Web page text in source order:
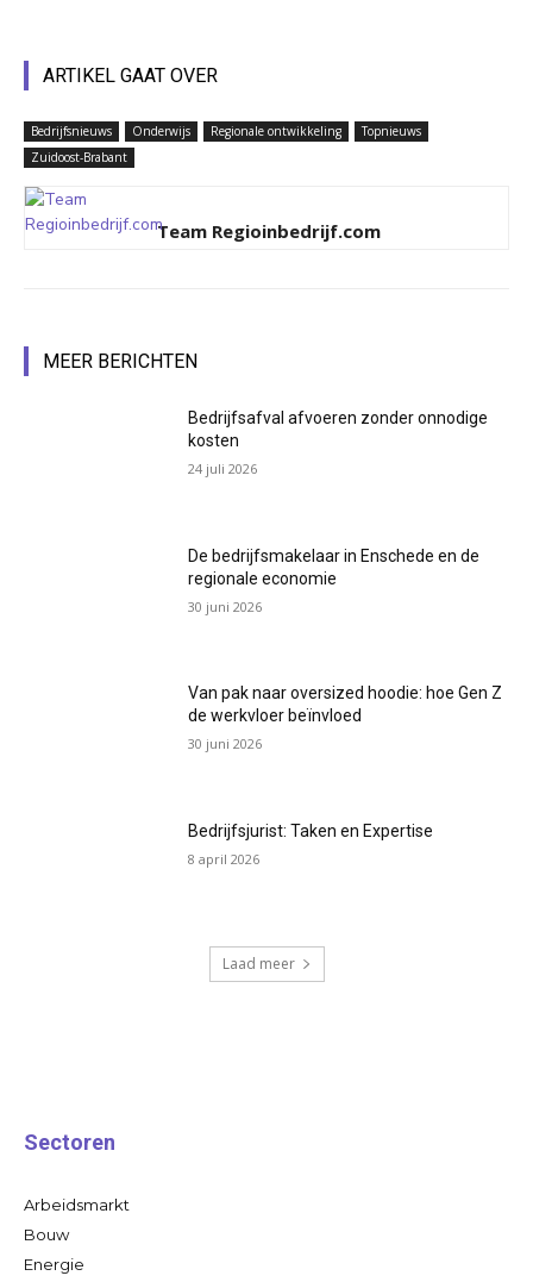
ARTIKEL GAAT OVER
Bedrijfsnieuws Onderwijs Regionale ontwikkeling
Topnieuws
Zuidoost-Brabant
Team Regioinbedrijf.com
MEER BERICHTEN
Bedrijfsafval afvoeren zonder onnodige
kosten
24 juli 2026
De bedrijfsmakelaar in Enschede en de
regionale economie
30 juni 2026
Van pak naar oversized hoodie: hoe Gen Z
de werkvloer beïnvloed
30 juni 2026
Bedrijfsjurist: Taken en Expertise
8 april 2026
Laad meer
Sectoren
Arbeidsmarkt
Bouw
Energie